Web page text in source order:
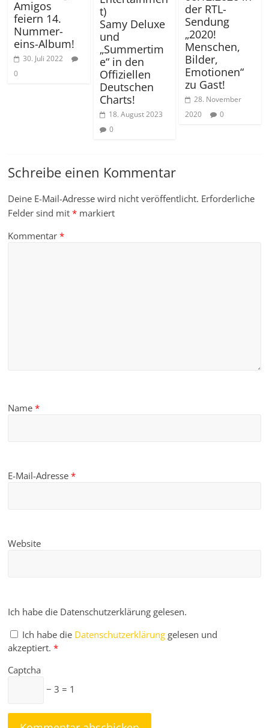
Amigos
feiern 14.
Nummer-
eins-Album!
30. Juli 2022
0
t)
Samy Deluxe
und
„Summertim
e“ in den
Offiziellen
Deutschen
Charts!
18. August 2023
0
der RTL-
Sendung
„2020!
Menschen,
Bilder,
Emotionen“
zu Gast!
28. November
2020
0
Schreibe einen Kommentar
Deine E-Mail-Adresse wird nicht veröffentlicht. Erforderliche
Felder sind mit* markiert
Kommentar*
Name*
E-Mail-Adresse*
Website
Ich habe die Datenschutzerklärung gelesen.
Ich habe die Datenschutzerklärung gelesen und
akzeptiert. *
Captcha
− 3 = 1